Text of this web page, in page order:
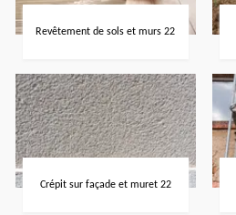
Revêtement de sols et murs 22
Crépit sur façade et muret 22